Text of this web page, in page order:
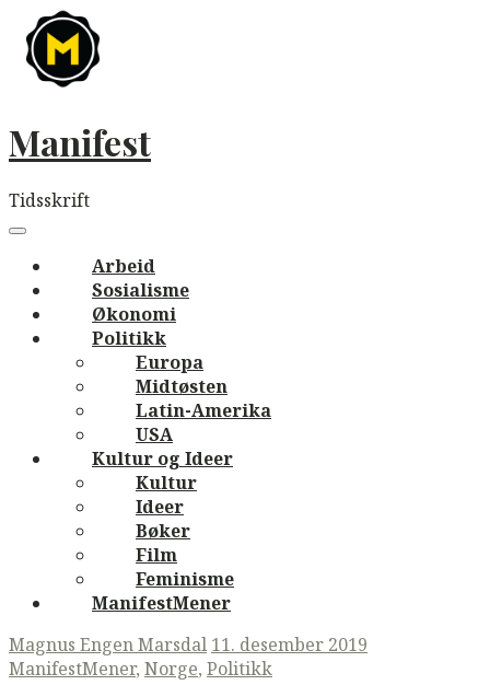
Skip
content
Manifest
Tidsskrift
navigation
Menu
Arbeid
Sosialisme
Økonomi
Politikk
Europa
Midtøsten
Latin-Amerika
USA
Kultur og Ideer
Kultur
Ideer
Bøker
Film
Feminisme
ManifestMener
Magnus Engen Marsdal 11. desember 2019
ManifestMener, Norge, Politikk